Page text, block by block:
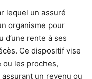
lequel un assuré
organisme pour
d’une rente à ses
Ce dispositif vise
les proches,
un revenu ou